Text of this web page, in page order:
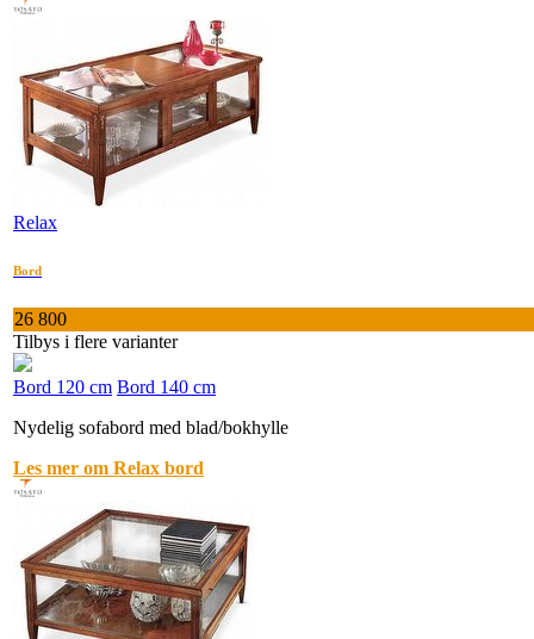
Relax
Bord
26 800
Tilbys i flere varianter
Bord 120 cm Bord 140 cm
Nydelig sofabord med blad/bokhylle
Les mer om Relax bord